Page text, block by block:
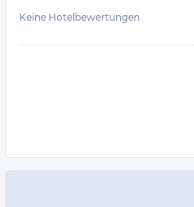
Keine Hotelbewertungen